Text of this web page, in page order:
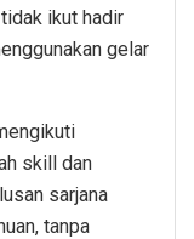
ikut hadir
gelar
skill dan
sarjana
tanpa